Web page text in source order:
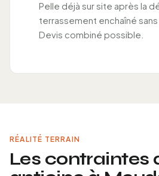
Pelle déjà sur site après la
terrassement enchaîné
Devis combiné possible.
RÉALITÉ TERRAIN
Les contraintes